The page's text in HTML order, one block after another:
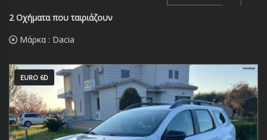
2 Οχήματα που ταιριάζουν
Μάρκα : Dacia
EURO 6D